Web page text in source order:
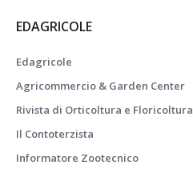
EDAGRICOLE
Edagricole
Agricommercio & Garden Center
Rivista di Orticoltura e Floricoltura
Il Contoterzista
Informatore Zootecnico